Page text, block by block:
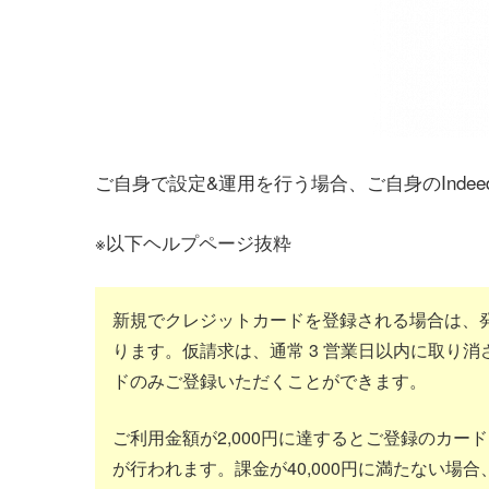
ご自身で設定&運用を行う場合、ご自身の
※以下ヘルプページ抜粋
新規でクレジットカードを登録される場合は
ります。仮請求は、通常 3 営業日以内に取り
ドのみご登録いただくことができます。
ご利用金額が2,000円に達するとご登録のカー
が行われます。課金が40,000円に満たない場合